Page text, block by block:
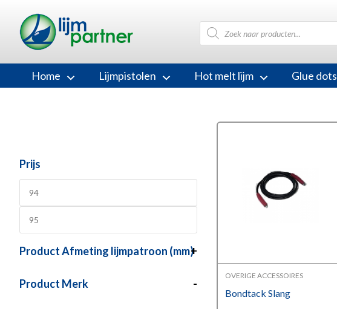
Producten
zoeken
Home Lijmpistolen Hot melt lijm Glue dots
Prijs
Product Afmeting lijmpatroon (mm)+
Product Merk -
OVERIGE ACCESSOIRES
Bondtack Slang